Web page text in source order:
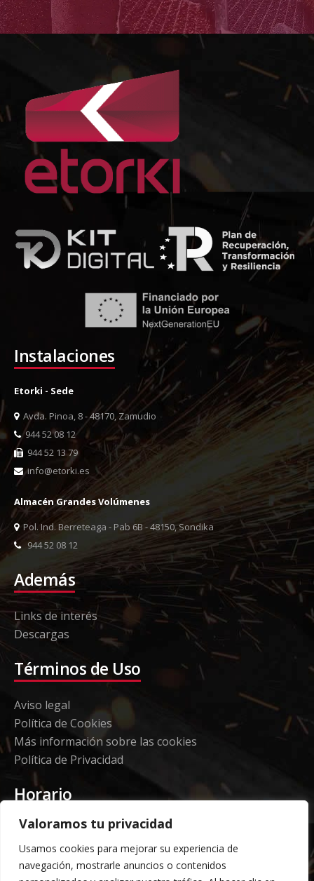
Valoramos tu privacidad
Usamos cookies para mejorar su experiencia de
navegación, mostrarle anuncios o contenidos
Instalaciones
Etorki - Sede
Avda. Pinoa, 8 - 48170, Zamudio
944 52 08 12
944 52 13 79
info@etorki.es
Almacén Grandes Volúmenes
Pol. Ind. Berreteaga - Pab 6B - 48150, Sondika
944 52 08 12
Además
Links de interés
Descargas
Términos de Uso
Aviso legal
Política de Cookies
Más información sobre las cookies
Política de Privacidad
Horario
Etorki - Sede
Lunes a jueves 08:00 a 16:00